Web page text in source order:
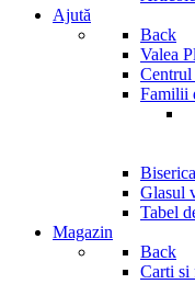
Ajută
Back
Valea
Familii
Glasul
Tabel
Magazin
Back
Carti si